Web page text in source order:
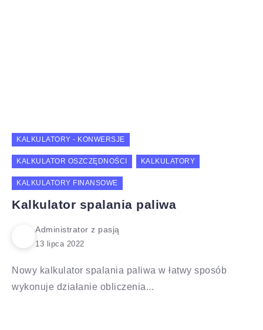
KALKULATORY - KONWERSJE
KALKULATOR OSZCZĘDNOŚCI KALKULATORY
KALKULATORY FINANSOWE
Kalkulator spalania paliwa
Administrator z pasją
Nowy kalkulator spalania paliwa w łatwy sposób
wykonuje działanie obliczenia...